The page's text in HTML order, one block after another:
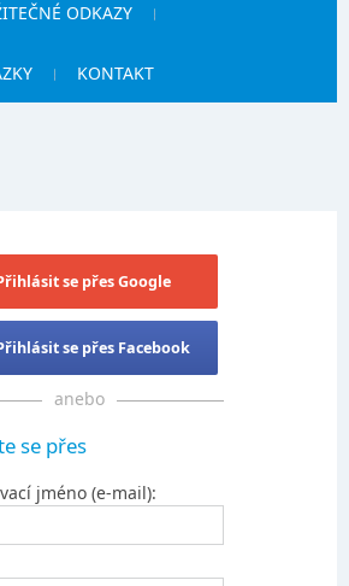
ODKAZY
KONTAKT
se přes Google
se přes Facebook
anebo
se přes
jméno (e-mail):